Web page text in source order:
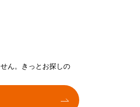
ん。きっとお探しの